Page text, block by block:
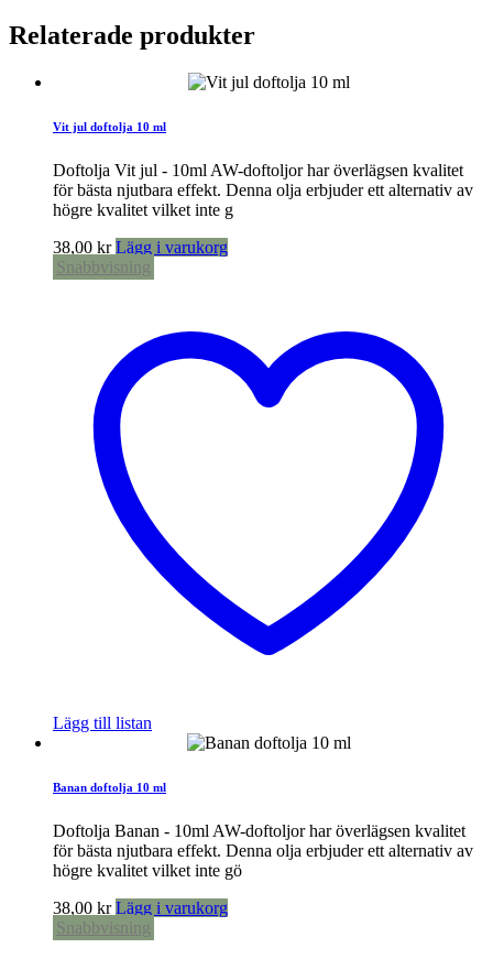
Relaterade produkter
Vit jul doftolja 10 ml
Doftolja Vit jul - 10ml AW-doftoljor har överlägsen kvalitet
för bästa njutbara effekt. Denna olja erbjuder ett alternativ av
högre kvalitet vilket inte g
38,00 kr Lägg i varukorg
Snabbvisning
Lägg till listan
Banan doftolja 10 ml
Doftolja Banan - 10ml AW-doftoljor har överlägsen kvalitet
för bästa njutbara effekt. Denna olja erbjuder ett alternativ av
högre kvalitet vilket inte gö
38,00 kr Lägg i varukorg
Snabbvisning